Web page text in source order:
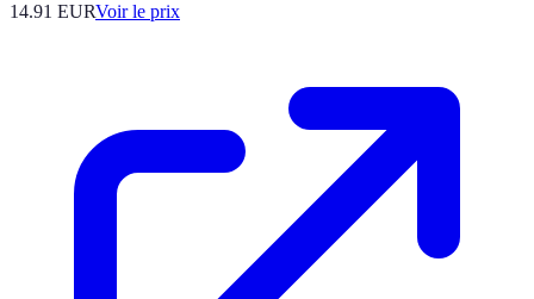
14.91 EURVoir le prix